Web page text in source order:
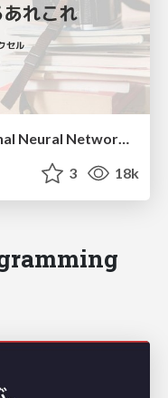
Efficient Sub-Pixel Convolutional Neural Network を巡るあれこれ / Sub-Pixel Convolution
3 18k